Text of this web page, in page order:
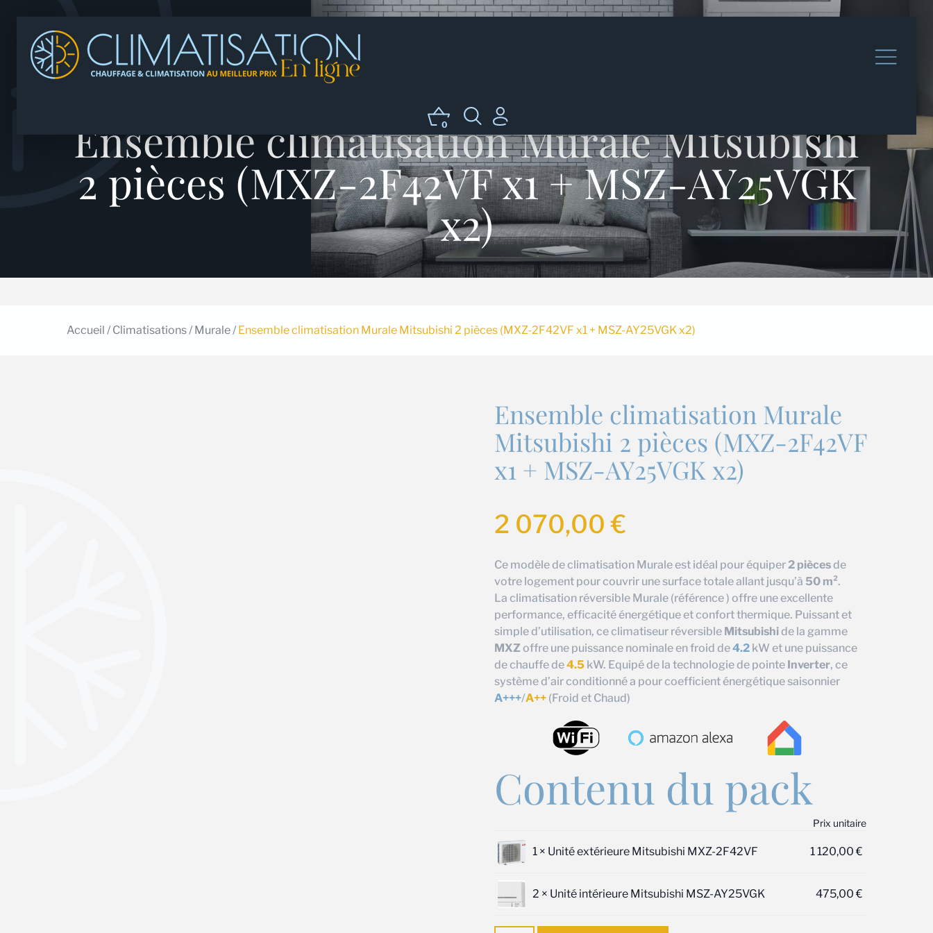
0
Ensemble climatisation Murale Mitsubishi
2 pièces (MXZ-2F42VF x1 + MSZ-AY25VGK
x2)
Accueil / Climatisations/ Murale/ Ensemble climatisation Murale Mitsubishi 2 pièces (MXZ-2F42VF x1 + MSZ-AY25VGK x2)
Ensemble climatisation Murale
Mitsubishi 2 pièces (MXZ-2F42VF
x1 + MSZ-AY25VGK x2)
2 070,00€
Ce modèle de climatisation Murale est idéal pour équiper2 piècesde
votre logement pour couvrir une surface totale allant jusqu’à 50 m².
La climatisation réversible Murale (référence ) offre une excellente
performance, efficacité énergétique et confort thermique. Puissant et
simple d’utilisation, ce climatiseur réversible Mitsubishide la gamme
MXZ offre une puissance nominale en froid de4.2 kW et une puissance
de chauffe de4.5 kW. Equipé de la technologie de pointe Inverter, ce
système d’air conditionné a pour coefficient énergétique saisonnier
A+++/A++ (Froid et Chaud)
Contenu du pack
Prix unitaire
1 × Unité extérieure Mitsubishi MXZ-2F42VF 1 120,00€
2 × Unité intérieure Mitsubishi MSZ-AY25VGK 475,00€